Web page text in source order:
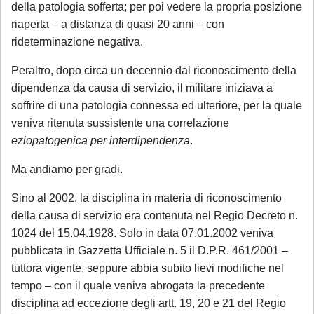
della patologia sofferta; per poi vedere la propria posizione
riaperta – a distanza di quasi 20 anni – con
rideterminazione negativa.
Peraltro, dopo circa un decennio dal riconoscimento della
dipendenza da causa di servizio, il militare iniziava a
soffrire di una patologia connessa ed ulteriore, per la quale
veniva ritenuta sussistente una correlazione
eziopatogenica per interdipendenza.
Ma andiamo per gradi.
Sino al 2002, la disciplina in materia di riconoscimento
della causa di servizio era contenuta nel Regio Decreto n.
1024 del 15.04.1928. Solo in data 07.01.2002 veniva
pubblicata in Gazzetta Ufficiale n. 5 il D.P.R. 461/2001 –
tuttora vigente, seppure abbia subito lievi modifiche nel
tempo – con il quale veniva abrogata la precedente
disciplina ad eccezione degli artt. 19, 20 e 21 del Regio